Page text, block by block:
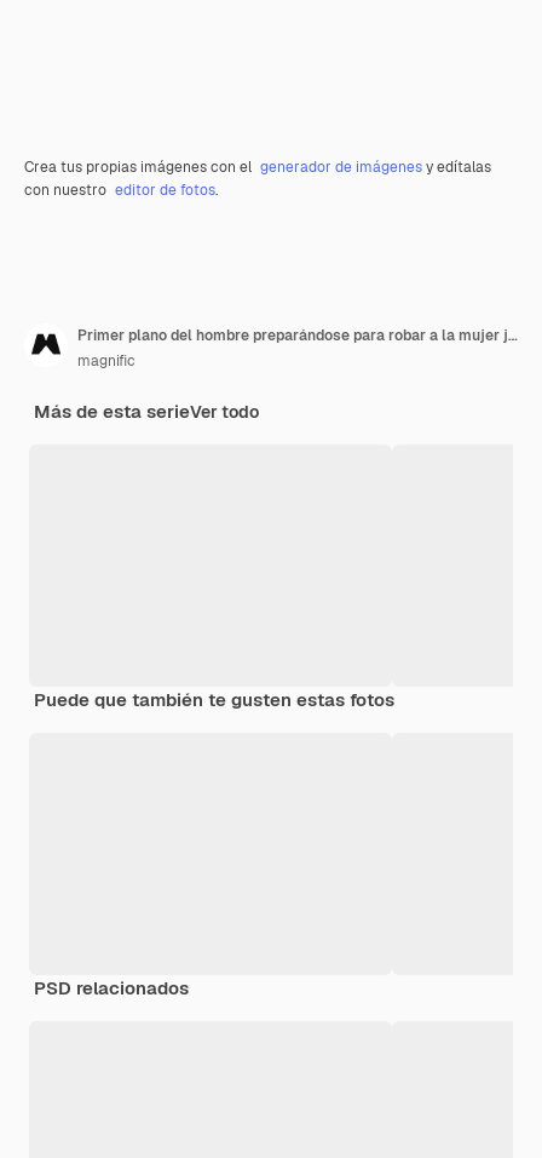
Crea tus propias imágenes con el generador de imágenesy edítalas
con nuestro editor de fotos.
Primer plano del hombre preparándose para robar a la mujer joven
magnific
Más de esta serieVer todo
Puede que también te gusten estas fotos
PSD relacionados